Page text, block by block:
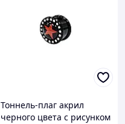
Тоннель-плаг акрил
черного цвета с рисунком